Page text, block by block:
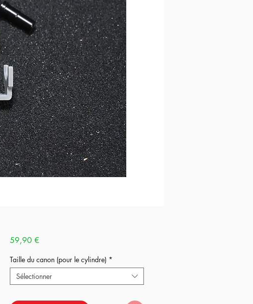
59,90 €Prix
Taille du canon (pour le cylindre) *
Sélectionner